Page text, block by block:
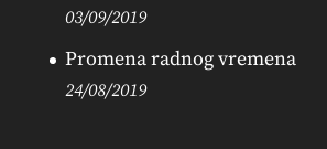
03/09/2019
Promena radnog vremena
24/08/2019